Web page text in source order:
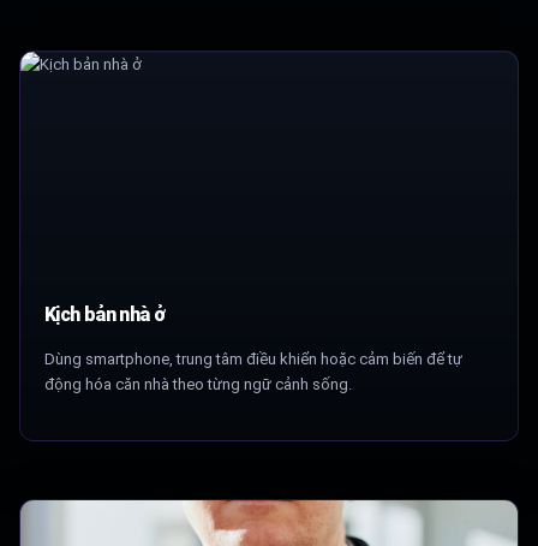
Kịch bản nhà ở
Dùng smartphone, trung tâm điều khiển hoặc cảm biến để tự
động hóa căn nhà theo từng ngữ cảnh sống.